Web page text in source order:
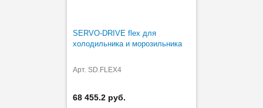
SERVO-DRIVE flex для
холодильника и морозильника
Арт. SD.FLEX4
68 455.2 руб.